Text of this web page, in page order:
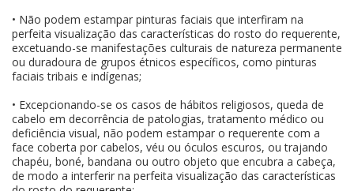
• Não podem estampar pinturas faciais que interfiram na
perfeita visualização das características do rosto do requerente,
excetuando-se manifestações culturais de natureza permanente
ou duradoura de grupos étnicos específicos, como pinturas
faciais tribais e indígenas;
• Excepcionando-se os casos de hábitos religiosos, queda de
cabelo em decorrência de patologias, tratamento médico ou
deficiência visual, não podem estampar o requerente com a
face coberta por cabelos, véu ou óculos escuros, ou trajando
chapéu, boné, bandana ou outro objeto que encubra a cabeça,
de modo a interferir na perfeita visualização das características